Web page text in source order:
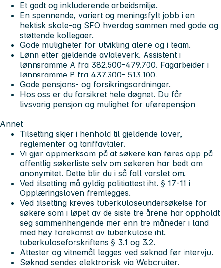
Et godt og inkluderende arbeidsmiljø.
En spennende, variert og meningsfylt jobb i en
hektisk skole-og SFO hverdag sammen med gode og
støttende kollegaer.
Gode muligheter for utvikling alene og i team.
Lønn etter gjeldende avtaleverk. Assistent i
lønnsramme A fra 382.500-479.700. Fagarbeider i
lønnsramme B fra 437.300- 513.100.
Gode pensjons- og forsikringsordninger.
Hos oss er du forsikret hele døgnet. Du får
livsvarig pensjon og mulighet for uførepensjon
Annet
Tilsetting skjer i henhold til gjeldende lover,
reglementer og tariffavtaler.
Vi gjør oppmerksom på at søkere kan føres opp på
offentlig søkerliste selv om søkeren har bedt om
anonymitet. Dette blir du i så fall varslet om.
Ved tilsetting må gyldig politiattest iht. § 17-11 i
Opplæringsloven fremlegges.
Ved tilsetting kreves tuberkuloseundersøkelse for
søkere som i løpet av de siste tre årene har oppholdt
seg sammenhengende mer enn tre måneder i land
med høy forekomst av tuberkulose iht.
tuberkuloseforskriftens § 3.1 og 3.2.
Attester og vitnemål legges ved søknad før intervju.
Søknad sendes elektronisk via Webcruiter.